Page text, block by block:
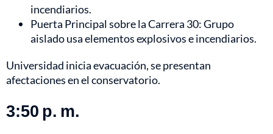
incendiarios.
Puerta Principal sobre la Carrera 30: Grupo
aislado usa elementos explosivos e incendiarios.
Universidad inicia evacuación, se presentan
afectaciones en el conservatorio.
3:50 p. m.